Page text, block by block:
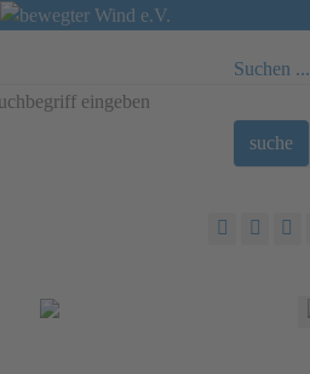
Suchen ...
suche
Sprache auswählen